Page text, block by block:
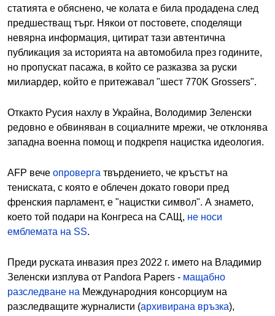
статията е обяснено, че колата е била продадена след
предшестващ търг. Някои от постовете, споделящи
невярна информация, цитират тази автентична
публикация за историята на автомобила през годините,
но пропускат пасажа, в който се разказва за руски
милиардер, който е притежавал "шест 770K Grossers".
Откакто Русия нахлу в Украйна, Володимир Зеленски
редовно е обвиняван в социалните мрежи, че отклонява
западна военна помощ и подкрепя нацистка идеология.
AFP вече опроверга твърдението, че кръстът на
тениската, с която е облечен докато говори пред
френския парламент, е "нацистки символ". А знамето,
което той подари на Конгреса на САЩ, не носи
емблемата на SS.
Преди руската инвазия през 2022 г. името на Владимир
Зеленски изплува от Pandora Papers - мащабно
разследване на Международния консорциум на
разследващите журналисти (архивирана връзка),